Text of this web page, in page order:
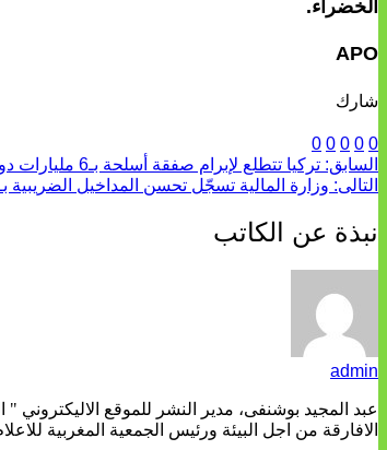
الخضراء.
APO
شارك
0
0
0
0
0
السابق: تركيا تتطلع لإبرام صفقة أسلحة بـ6 مليارات دولار مع السعودية
التالى: وزارة المالية تسجّل تحسن المداخيل الضريبية بـ 14,3 % خلال
نبذة عن الكاتب
admin
عبد المجيد بوشنفى، مدير النشر للموقع الاليكتروني
الافارقة من اجل البيئة ورئيس الجمعية المغربية